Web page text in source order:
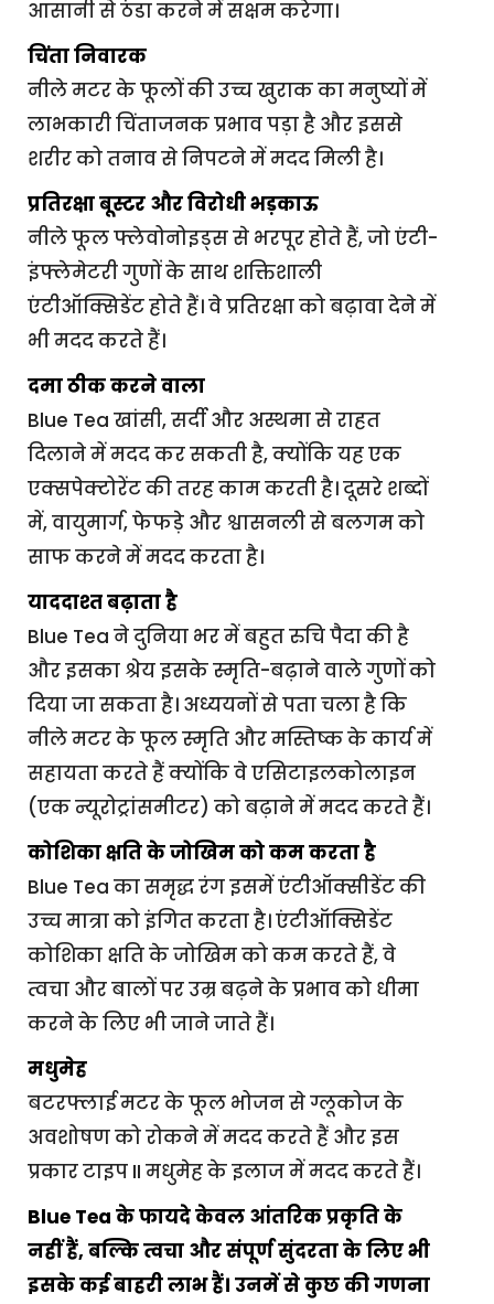
आसानी से ठंडा करने में सक्षम करेगा।
चिंता निवारक
नीले मटर के फूलों की उच्च खुराक का मनुष्यों में
लाभकारी चिंताजनक प्रभाव पड़ा है और इससे
शरीर को तनाव से निपटने में मदद मिली है।
प्रतिरक्षा बूस्टर और विरोधी भड़काऊ
नीले फूल फ्लेवोनोइड्स से भरपूर होते हैं, जो एंटी-
इंफ्लेमेटरी गुणों के साथ शक्तिशाली
एंटीऑक्सिडेंट होते हैं। वे प्रतिरक्षा को बढ़ावा देने में
भी मदद करते हैं।
दमा ठीक करने वाला
Blue Tea खांसी, सर्दी और अस्थमा से राहत
दिलाने में मदद कर सकती है, क्योंकि यह एक
एक्सपेक्टोरेंट की तरह काम करती है। दूसरे शब्दों
में, वायुमार्ग, फेफड़े और श्वासनली से बलगम को
साफ करने में मदद करता है।
याददाश्त बढ़ाता है
Blue Tea ने दुनिया भर में बहुत रुचि पैदा की है
और इसका श्रेय इसके स्मृति-बढ़ाने वाले गुणों को
दिया जा सकता है। अध्ययनों से पता चला है कि
नीले मटर के फूल स्मृति और मस्तिष्क के कार्य में
सहायता करते हैं क्योंकि वे एसिटाइलकोलाइन
(एक न्यूरोट्रांसमीटर) को बढ़ाने में मदद करते हैं।
कोशिका क्षति के जोखिम को कम करता है
Blue Tea का समृद्ध रंग इसमें एंटीऑक्सीडेंट की
उच्च मात्रा को इंगित करता है। एंटीऑक्सिडेंट
कोशिका क्षति के जोखिम को कम करते हैं, वे
त्वचा और बालों पर उम्र बढ़ने के प्रभाव को धीमा
करने के लिए भी जाने जाते हैं।
मधुमेह
बटरफ्लाई मटर के फूल भोजन से ग्लूकोज के
अवशोषण को रोकने में मदद करते हैं और इस
प्रकार टाइप II मधुमेह के इलाज में मदद करते हैं।
Blue Tea के फायदे केवल आंतरिक प्रकृति के
नहीं हैं, बल्कि त्वचा और संपूर्ण सुंदरता के लिए भी
इसके कई बाहरी लाभ हैं। उनमें से कुछ की गणना